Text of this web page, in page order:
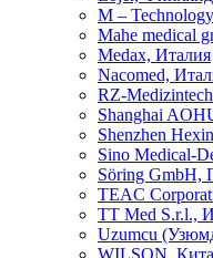
M –
Mahe medical
Medax, Италия
Nacomed,
RZ-
Shanghai
Shenzhen
Sino Medical-
Söring GmbH,
TEAC
TT Med S.r.l.,
Uzumcu